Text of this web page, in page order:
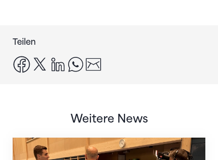
Teilen
facebook
x linkedinwhatsapp
Weitere News
Mit klaren Zielen nach Zagreb